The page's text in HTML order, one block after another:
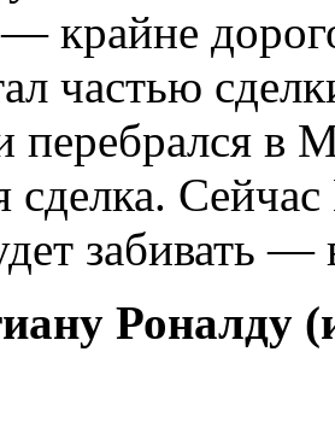
крайне
частью
перебрался в
сделка.
забивать
Роналду